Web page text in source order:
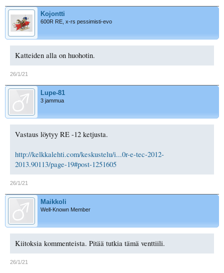
Kojontti
600R RE, x-rs pessimisti-evo
Katteiden alla on huohotin.
26/1/21
Lupe-81
3 jammua
Vastaus löytyy RE -12 ketjusta.
http://kelkkalehti.com/keskustelu/i...0r-e-tec-2012-
2013.90113/page-19#post-1251605
26/1/21
Maikkoli
Well-Known Member
Kiitoksia kommenteista. Pitää tutkia tämä venttiili.
26/1/21